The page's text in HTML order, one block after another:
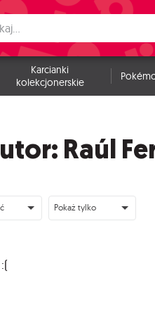
Karcianki
kolekcjonerskie
Raúl
Pokaż tylko